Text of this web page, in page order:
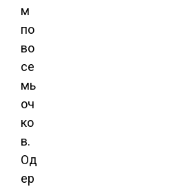
м
по
во
се
мь
оч
ко
в.
Од
ер